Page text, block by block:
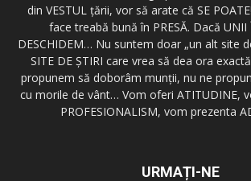
din VESTUL ţării, vor să arate că SE
face treabă bună în PRESĂ. Dacă
DESCHIDEM… Nu suntem doar „un alt site
SITE DE ŞTIRI care vrea să dea ora
propunem să doborâm munţii, nu ne
cu morile de vânt… Vom oferi ATITUDINE,
PROFESIONALISM, vom prezenta
URMAȚI-NE